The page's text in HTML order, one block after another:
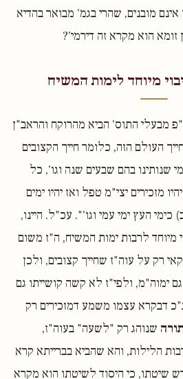
מובנים, שהרי בגמ' מבואר בהדיא
הוא מקרא זה דירמי'?
מיוחד לימות המשיח
מבעלי התוס' הביא מהרוקח והראב"ן
העולם הזה, כלומר חייך הקצובים
שנותינו בהם שבעים שנה וגו', כל
מזכירים יצי"מ טפל ואז יהיו ימים
העץ ימי עמי וגו'". עכ"ל. היינו,
מיוחד לרבות ימות המשיח, ה"ז משום
רק על עוה"ז שחייך קצובים, ולכן
ימוה"מ, ולפי"ז לא קשה קושייתו גם
דבקרא עצמו משמע דמזכירים רק
שנוהג רק "לשעה" בעוה"ז,
הלילות, והא שהביא בברייתא קרא
שיטתו, כי היסוד לשיטתו הוא מקרא